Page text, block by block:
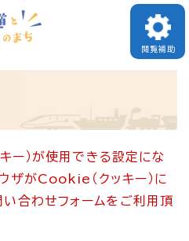
ばして本文へ
閲覧補助
ー）が使用できる設定にな
ザがCookie（クッキー）に
合わせフォームをご利用頂